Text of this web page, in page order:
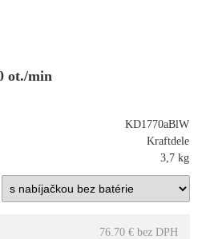
ot./min
KD1770aBlW
Kraftdele
3,7 kg
76.70 € bez DPH